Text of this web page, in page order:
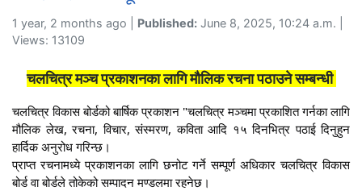
1 year, 2 months ago | Published: June 8, 2025, 10:24 a.m. |
Views: 13109
चलचित्र मञ्च प्रकाशनका लागि मौलिक रचना पठाउने सम्बन्धी
चलचित्र विकास बोर्डको बार्षिक प्रकाशन "चलचित्र मञ्चमा प्रकाशित गर्नका लागि
मौलिक लेख, रचना, विचार, संस्मरण, कविता आदि १५ दिनभित्र पठाई दिनुहुन
हार्दिक अनुरोध गरिन्छ।
प्राप्त रचनामध्ये प्रकाशनका लागि छनोट गर्ने सम्पूर्ण अधिकार चलचित्र विकास
बोर्ड वा बोर्डले तोकेको सम्पादन मण्डलमा रहनेछ।